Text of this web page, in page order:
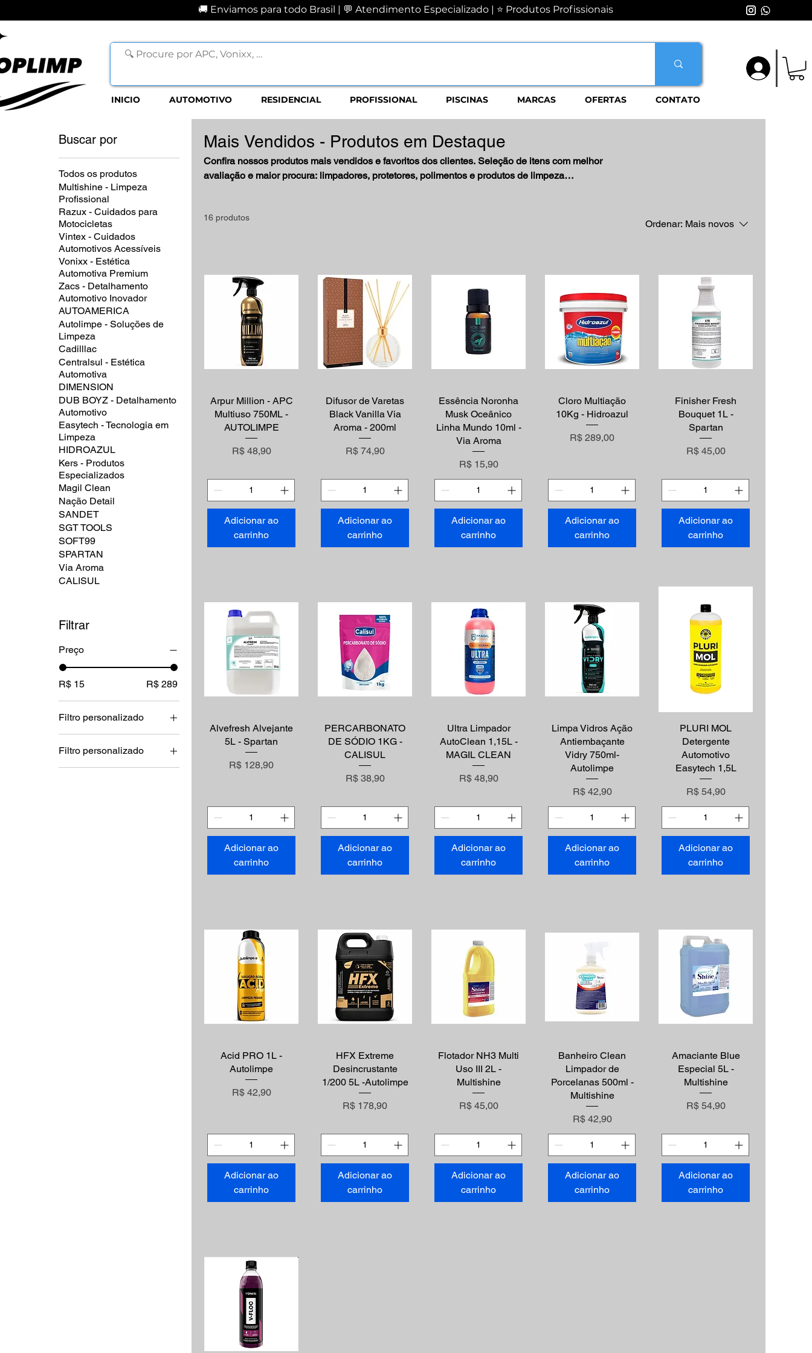
🚚 Enviamos para todo Brasil | 💬 Atendimento Especializado | ⭐ Produtos Profissionais
INICIO AUTOMOTIVO RESIDENCIAL PROFISSIONAL PISCINAS MARCAS OFERTAS CONTATO
Login
Buscar por
Todos os produtos
Multishine - Limpeza
Profissional
Razux - Cuidados para
Motocicletas
Vintex - Cuidados
Automotivos Acessíveis
Vonixx - Estética
Automotiva Premium
Zacs - Detalhamento
Automotivo Inovador
AUTOAMERICA
Autolimpe - Soluções de
Limpeza
Cadilllac
Centralsul - Estética
Automotiva
DIMENSION
DUB BOYZ - Detalhamento
Automotivo
Easytech - Tecnologia em
Limpeza
HIDROAZUL
Kers - Produtos
Especializados
Magil Clean
Nação Detail
SANDET
SGT TOOLS
SOFT99
SPARTAN
Via Aroma
CALISUL
Filtrar
Preço
R$ 15 R$ 289
Filtro personalizado
Vonixx - Estética
Automotiva Premium
Filtro personalizado
Vonixx - Estética
Mais Vendidos - Produtos em Destaque
Confira nossos produtos mais vendidos e favoritos dos clientes. Seleção de itens com melhor
avaliação e maior procura: limpadores, protetores, polimentos e produtos de limpeza
16 produtos
Ordenar: Mais novos
Visualização rápida
Arpur Million - APC
Multiuso 750ML -
AUTOLIMPE
Preço
R$ 48,90
Adicionar ao
carrinho
Visualização rápida
Difusor de Varetas
Black Vanilla Via
Aroma - 200ml
Preço
R$ 74,90
Adicionar ao
carrinho
Visualização rápida
Essência Noronha
Musk Oceânico
Linha Mundo 10ml -
Via Aroma
Preço
R$ 15,90
Adicionar ao
carrinho
Visualização rápida
Cloro Multiação
10Kg - Hidroazul
Preço
R$ 289,00
Adicionar ao
carrinho
Visualização rápida
Finisher Fresh
Bouquet 1L -
Spartan
Preço
R$ 45,00
Adicionar ao
carrinho
Visualização rápida
Alvefresh Alvejante
5L - Spartan
Preço
R$ 128,90
Adicionar ao
carrinho
Visualização rápida
PERCARBONATO
DE SÓDIO 1KG -
CALISUL
Preço
R$ 38,90
Adicionar ao
carrinho
Visualização rápida
Ultra Limpador
AutoClean 1,15L -
MAGIL CLEAN
Preço
R$ 48,90
Adicionar ao
carrinho
Visualização rápida
Limpa Vidros Ação
Antiembaçante
Vidry 750ml-
Autolimpe
Preço
R$ 42,90
Adicionar ao
carrinho
Visualização rápida
PLURI MOL
Detergente
Automotivo
Easytech 1,5L
Preço
R$ 54,90
Adicionar ao
carrinho
Visualização rápida
Acid PRO 1L -
Autolimpe
Preço
R$ 42,90
Adicionar ao
carrinho
Visualização rápida
HFX Extreme
Desincrustante
1/200 5L -Autolimpe
Preço
R$ 178,90
Adicionar ao
carrinho
Visualização rápida
Flotador NH3 Multi
Uso III 2L -
Multishine
Preço
R$ 45,00
Adicionar ao
carrinho
Visualização rápida
Banheiro Clean
Limpador de
Porcelanas 500ml -
Multishine
Preço
R$ 42,90
Adicionar ao
carrinho
Visualização rápida
Amaciante Blue
Especial 5L -
Multishine
Preço
R$ 54,90
Adicionar ao
carrinho